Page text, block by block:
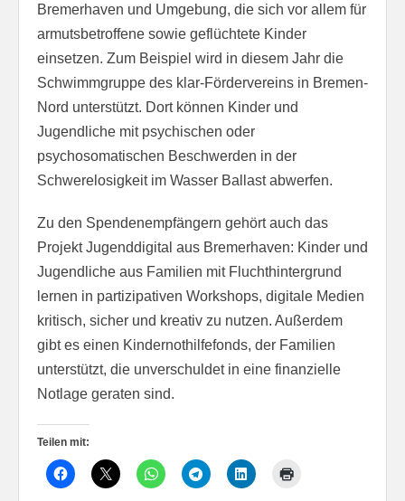
Bremerhaven und Umgebung, die sich vor allem für
armutsbetroffene sowie geflüchtete Kinder
einsetzen. Zum Beispiel wird in diesem Jahr die
Schwimmgruppe des klar-Fördervereins in Bremen-
Nord unterstützt. Dort können Kinder und
Jugendliche mit psychischen oder
psychosomatischen Beschwerden in der
Schwerelosigkeit im Wasser Ballast abwerfen.
Zu den Spendenempfängern gehört auch das
Projekt Jugenddigital aus Bremerhaven: Kinder und
Jugendliche aus Familien mit Fluchthintergrund
lernen in partizipativen Workshops, digitale Medien
kritisch, sicher und kreativ zu nutzen. Außerdem
gibt es einen Kindernothilfefonds, der Familien
unterstützt, die unverschuldet in eine finanzielle
Notlage geraten sind.
Teilen mit: